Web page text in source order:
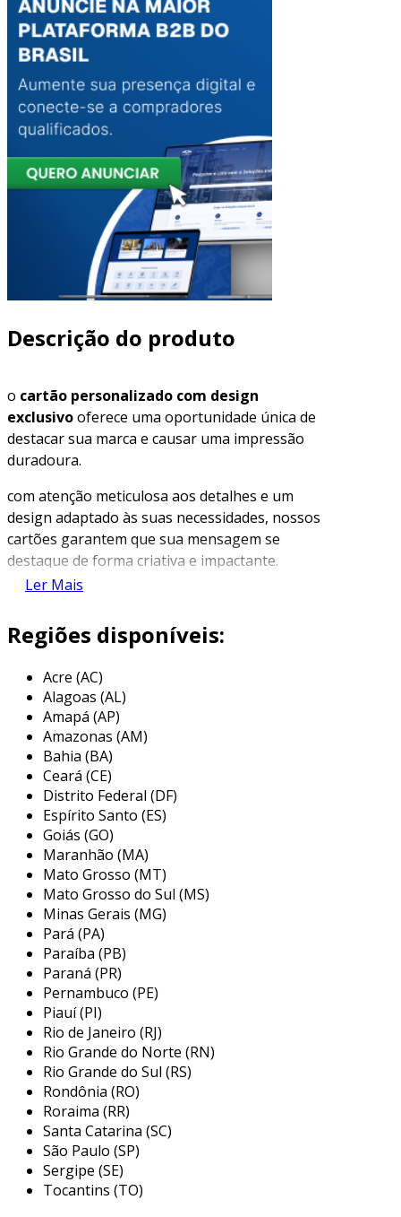
Descrição do produto
o cartão personalizado com design
exclusivooferece uma oportunidade única de
destacar sua marca e causar uma impressão
duradoura.
com atenção meticulosa aos detalhes e um
design adaptado às suas necessidades, nossos
cartões garantem que sua mensagem se
destaque de forma criativa e impactante.
características do cartão
cartões personalizados
características que os tornam uma escolha
inteligente para comunicação corporativa.
feitos com materiais de alta resistência,
garantem durabilidade e
reduzindo a necessidade de substituições
frequentes e, consequentemente, os
operacionais.
o design ergonômico permite um
manuseio, aumentando a eficiência nos
processos de distribuição e entrega aos
clientes. com opções de personalização em
acabamento fosco ou brilhante, você pode
alinhar a estética do cartão com a identidade
visual da sua empresa.
benefícios do design exclusivo
investir em umdesign exclusivo
cartões personalizados eleva o valor percebido
da sua marca no mercado, oferecendo um
diferencial competitivo
ambiente corporativo dinâmico.
com um design feito sob medida, você garante
que sua comunicação visual permaneça
Ler Mais
Regiões disponíveis:
Acre (AC)
Alagoas (AL)
Amapá (AP)
Amazonas (AM)
Bahia (BA)
Ceará (CE)
Distrito Federal (DF)
Espírito Santo (ES)
Goiás (GO)
Maranhão (MA)
Mato Grosso (MT)
Mato Grosso do Sul (MS)
Minas Gerais (MG)
Pará (PA)
Paraíba (PB)
Paraná (PR)
Pernambuco (PE)
Piauí (PI)
Rio de Janeiro (RJ)
Rio Grande do Norte (RN)
Rio Grande do Sul (RS)
Rondônia (RO)
Roraima (RR)
Santa Catarina (SC)
São Paulo (SP)
Sergipe (SE)
Tocantins (TO)